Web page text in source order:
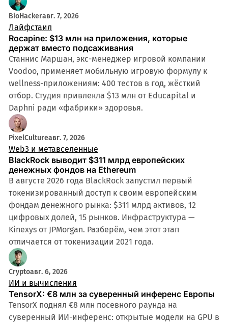
BioHackerавг. 7, 2026
Лайфстаил
Rocapine: $13 млн на приложения, которые
держат вместо подсаживания
Станнис Маршан, экс-менеджер игровой компании
Voodoo, применяет мобильную игровую формулу к
wellness-приложениям: 400 тестов в год, жёсткий
отбор. Студия привлекла $13 млн от Educapital и
Daphni ради «фабрики» здоровья.
PixelCultureавг. 7, 2026
Web3 и метавселенные
BlackRock выводит $311 млрд европейских
денежных фондов на Ethereum
В августе 2026 года BlackRock запустил первый
токенизированный доступ к своим европейским
фондам денежного рынка: $311 млрд активов, 12
цифровых долей, 15 рынков. Инфраструктура —
Kinexys от JPMorgan. Разберём, чем этот этап
отличается от токенизации 2021 года.
Cryptoавг. 6, 2026
ИИ и вычисления
TensorX: €8 млн за суверенный инференс Европы
TensorX поднял €8 млн посевного раунда на
суверенный ИИ-инференс: открытые модели на GPU в